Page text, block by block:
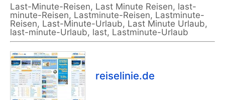
Last-Minute-Reisen, Last Minute Reisen, last-
minute-Reisen, Lastminute-Reisen, Lastminute-
Reisen, Last-Minute-Urlaub, Last Minute Urlaub,
last-minute-Urlaub, last, Lastminute-Urlaub
reiselinie.de